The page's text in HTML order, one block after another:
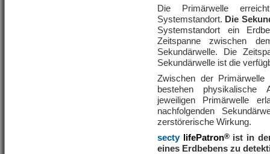
Die Primärwelle
Systemstandort. Die
Systemstandort ein
Zeitspanne zwischen
Sekundärwelle. Die
Sekundärwelle ist die
Zwischen der
bestehen physikalische
jeweiligen Primärwelle
nachfolgenden
zerstörerische Wirkung.
secty lifePatron® ist in
eines Erdbebens zu